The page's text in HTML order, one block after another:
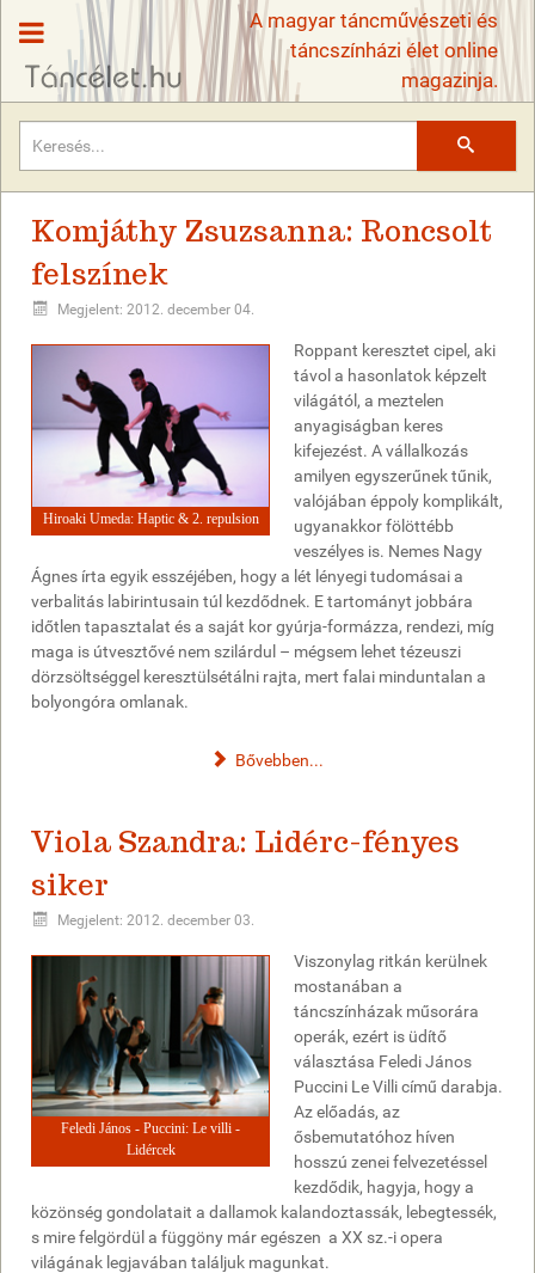
A magyar táncművészeti és
táncszínházi élet online
magazinja.
Komjáthy Zsuzsanna: Roncsolt
felszínek
Megjelent: 2012. december 04.
Hiroaki Umeda: Haptic & 2. repulsion
Roppant keresztet cipel, aki
távol a hasonlatok képzelt
világától, a meztelen
anyagiságban keres
kifejezést. A vállalkozás
amilyen egyszerűnek tűnik,
valójában éppoly komplikált,
ugyanakkor fölöttébb
veszélyes is. Nemes Nagy
Ágnes írta egyik esszéjében, hogy a lét lényegi tudomásai a
verbalitás labirintusain túl kezdődnek. E tartományt jobbára
időtlen tapasztalat és a saját kor gyúrja-formázza, rendezi, míg
maga is útvesztővé nem szilárdul – mégsem lehet tézeuszi
dörzsöltséggel keresztülsétálni rajta, mert falai minduntalan a
bolyongóra omlanak.
Bővebben...
Viola Szandra: Lidérc-fényes
siker
Megjelent: 2012. december 03.
Feledi János - Puccini: Le villi -
Lidércek
Viszonylag ritkán kerülnek
mostanában a
táncszínházak műsorára
operák, ezért is üdítő
választása Feledi János
Puccini Le Villi című darabja.
Az előadás, az
ősbemutatóhoz híven
hosszú zenei felvezetéssel
kezdődik, hagyja, hogy a
közönség gondolatait a dallamok kalandoztassák, lebegtessék,
s mire felgördül a függöny már egészen a XX sz.-i opera
világának legjavában találjuk magunkat.